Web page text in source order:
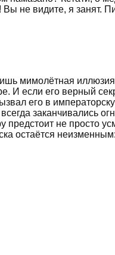
не видите, я занят.
мимолётная
И если его верный
его в
заканчивались
предстоит не просто
остаётся